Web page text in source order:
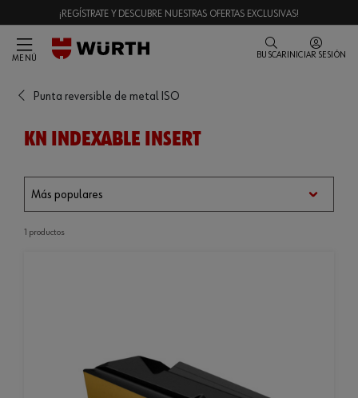
¡REGÍSTRATE Y DESCUBRE NUESTRAS OFERTAS EXCLUSIVAS!
MENÚ BUSCAR INICIAR SESIÓN
Punta reversible de metal ISO
KN INDEXABLE INSERT
1 productos